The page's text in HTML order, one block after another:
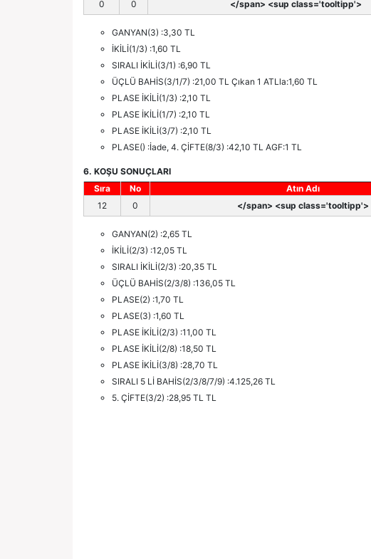
0
0 </span> <sup class='tooltipp'>
GANYAN(3) :3,30 TL
İKİLİ(1/3) :1,60 TL
SIRALI İKİLİ(3/1) :6,90 TL
ÜÇLÜ BAHİS(3/1/7) :21,00 TL Çıkan 1 ATLla:1,60 TL
PLASE İKİLİ(1/3) :2,10 TL
PLASE İKİLİ(1/7) :2,10 TL
PLASE İKİLİ(3/7) :2,10 TL
PLASE() :İade, 4. ÇİFTE(8/3) :42,10 TL AGF:1 TL
6. KOŞU SONUÇLARI
Sıra
No Atın Adı
12
0 </span> <sup class='tooltipp'>
GANYAN(2) :2,65 TL
İKİLİ(2/3) :12,05 TL
SIRALI İKİLİ(2/3) :20,35 TL
ÜÇLÜ BAHİS(2/3/8) :136,05 TL
PLASE(2) :1,70 TL
PLASE(3) :1,60 TL
PLASE İKİLİ(2/3) :11,00 TL
PLASE İKİLİ(2/8) :18,50 TL
PLASE İKİLİ(3/8) :28,70 TL
SIRALI 5 Lİ BAHİS(2/3/8/7/9) :4.125,26 TL
5. ÇİFTE(3/2) :28,95 TL TL